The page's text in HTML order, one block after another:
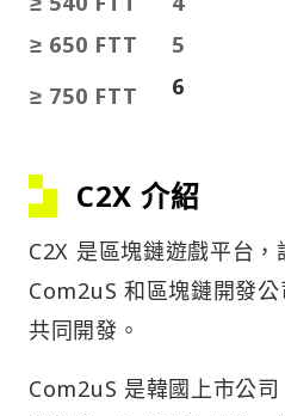
≥ 650 FTT
5
≥ 750 FTT
6
C2X 介紹
C2X 是區塊鏈遊戲平台
Com2uS 和區塊鏈開發
共同開發。
Com2uS 是韓國上市公